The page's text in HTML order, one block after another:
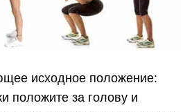
исходное положение:
положите за голову и